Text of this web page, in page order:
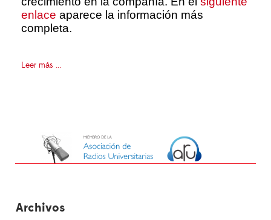
enlace aparece la información más
completa.
Leer más ...
Archivos